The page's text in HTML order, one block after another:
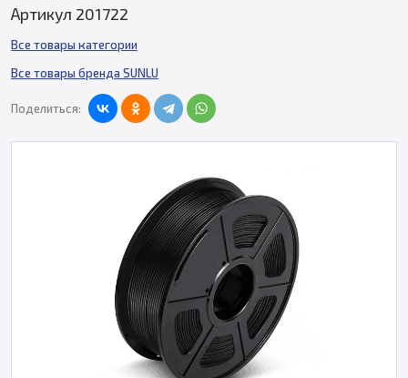
Артикул 201722
Все товары категории
Все товары бренда SUNLU
Поделиться: